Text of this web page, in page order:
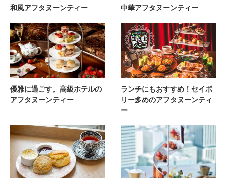
和風アフタヌーンティー 中華アフタヌーンティー
優雅に過ごす。高級ホテルの
アフタヌーンティー
ランチにもおすすめ！セイボ
リー多めのアフタヌーンティ
ー